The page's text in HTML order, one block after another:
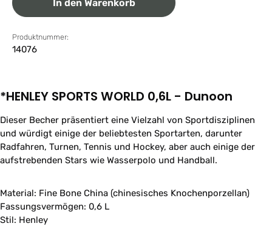
In den Warenkorb
Produktnummer:
14076
*HENLEY SPORTS WORLD 0,6L - Dunoon
Dieser Becher präsentiert eine Vielzahl von Sportdisziplinen
und würdigt einige der beliebtesten Sportarten, darunter
Radfahren, Turnen, Tennis und Hockey, aber auch einige der
aufstrebenden Stars wie Wasserpolo und Handball.
Material: Fine Bone China (chinesisches Knochenporzellan)
Fassungsvermögen: 0,6 L
Stil: Henley